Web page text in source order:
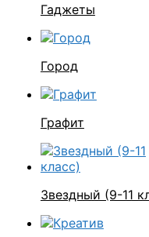
Гаджеты
Город
Графит
Звездный (9-11